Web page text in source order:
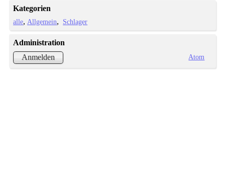
Kategorien
alle Allgemein Schlager
Administration
Anmelden
Atom